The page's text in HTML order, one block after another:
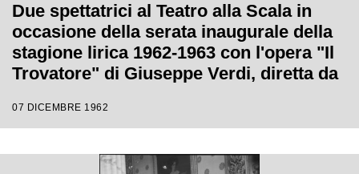
Due spettatrici al Teatro alla Scala in
occasione della serata inaugurale della
stagione lirica 1962-1963 con l'opera "Il
Trovatore" di Giuseppe Verdi, diretta da
Giorgio De Lullo
07 DICEMBRE 1962